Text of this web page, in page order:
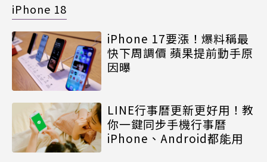
iPhone 18
iPhone 17要漲！爆料稱最
快下周調價 蘋果提前動手原
因曝
LINE行事曆更新更好用！教
你一鍵同步手機行事曆
iPhone、Android都能用